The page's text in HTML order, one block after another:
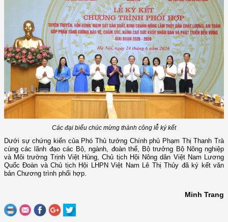
Các đại biểu chúc mừng thành công lễ ký kết
Dưới sự chứng kiến của Phó Thủ tướng Chính phủ Phạm Thị Thanh Trà
cùng các lãnh đạo các Bộ, ngành, đoàn thể, Bộ trưởng Bộ Nông nghiệp
và Môi trường Trịnh Việt Hùng, Chủ tịch Hội Nông dân Việt Nam Lương
Quốc Đoàn và Chủ tịch Hội LHPN Việt Nam Lê Thị Thủy đã ký kết văn
bản Chương trình phối hợp.
Minh Trang